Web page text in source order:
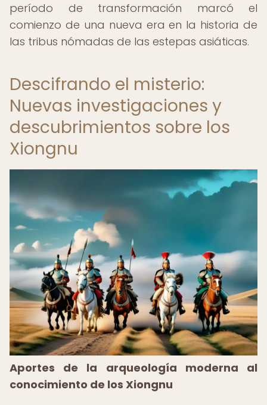
período de transformación marcó el
comienzo de una nueva era en la historia de
las tribus nómadas de las estepas asiáticas.
Descifrando el misterio:
Nuevas investigaciones y
descubrimientos sobre los
Xiongnu
Aportes de la arqueología moderna al
conocimiento de los Xiongnu